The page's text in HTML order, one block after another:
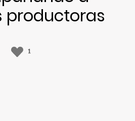
productoras
1